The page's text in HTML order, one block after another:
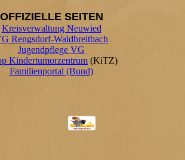
OFFIZIELLE SEITEN
Kreisverwaltung Neuwied
Rengsdorf-Waldbreitbach
Jugendpflege VG
Kindertumorzentrum (KiTZ)
Familienportal (Bund)